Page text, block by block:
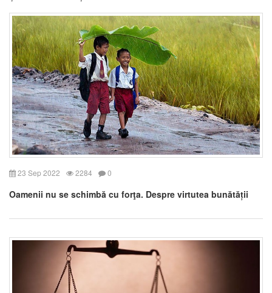
23 Sep 2022 2284 0
Oamenii nu se schimbă cu forţa. Despre virtutea bunătății